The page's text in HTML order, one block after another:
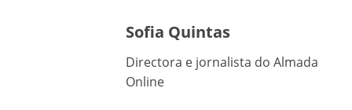
Sofia Quintas
Directora e jornalista do Almada
Online